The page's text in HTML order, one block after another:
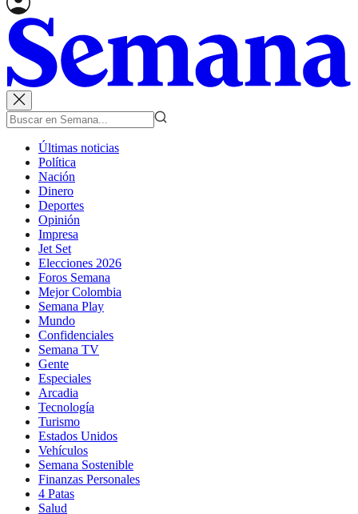
Últimas noticias
Política
Nación
Dinero
Deportes
Opinión
Impresa
Jet Set
Elecciones 2026
Foros Semana
Mejor Colombia
Semana Play
Mundo
Confidenciales
Semana TV
Gente
Especiales
Arcadia
Tecnología
Turismo
Estados Unidos
Vehículos
Semana Sostenible
Finanzas Personales
4 Patas
Salud